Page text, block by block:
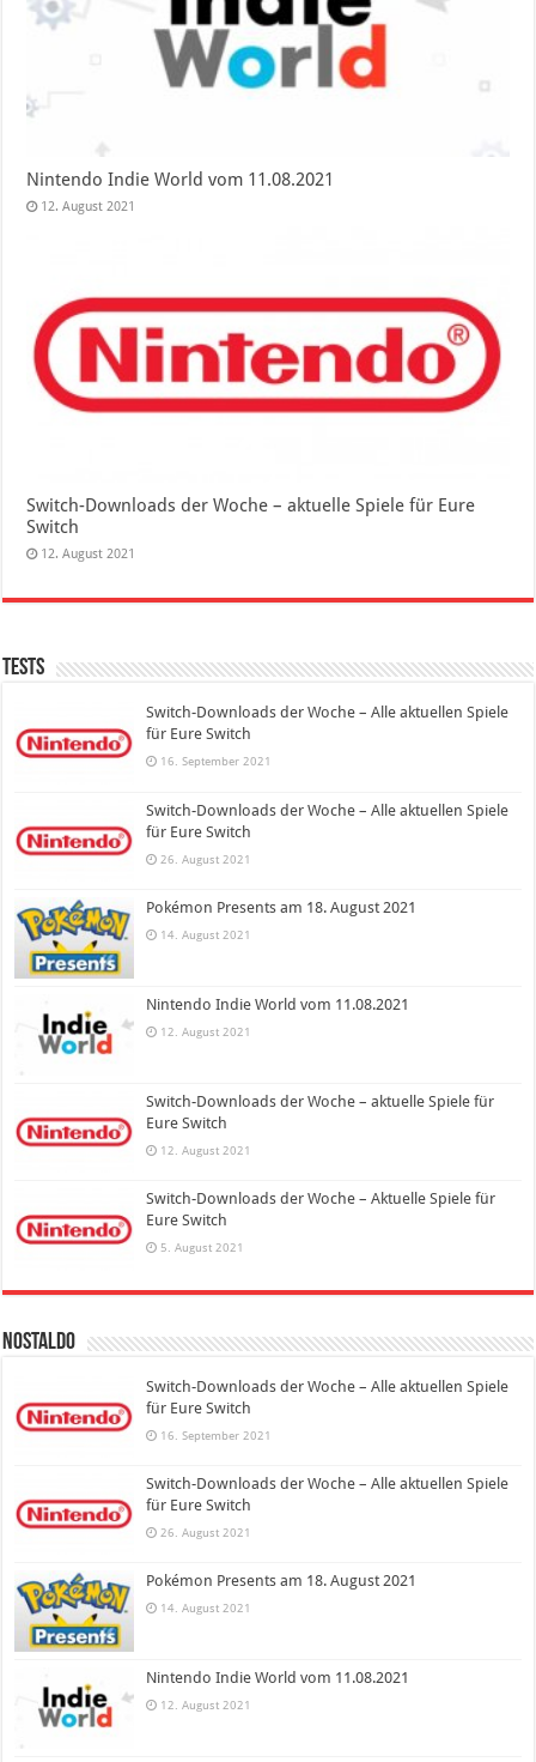
Nintendo Indie World vom 11.08.2021
12. August 2021
Switch-Downloads der Woche – aktuelle Spiele für Eure
Switch
12. August 2021
Tests
Switch-Downloads der Woche – Alle aktuellen Spiele
für Eure Switch
16. September 2021
Switch-Downloads der Woche – Alle aktuellen Spiele
für Eure Switch
26. August 2021
Pokémon Presents am 18. August 2021
14. August 2021
Nintendo Indie World vom 11.08.2021
12. August 2021
Switch-Downloads der Woche – aktuelle Spiele für
Eure Switch
12. August 2021
Switch-Downloads der Woche – Aktuelle Spiele für
Eure Switch
5. August 2021
Nostaldo
Switch-Downloads der Woche – Alle aktuellen Spiele
für Eure Switch
16. September 2021
Switch-Downloads der Woche – Alle aktuellen Spiele
für Eure Switch
26. August 2021
Pokémon Presents am 18. August 2021
14. August 2021
Nintendo Indie World vom 11.08.2021
12. August 2021